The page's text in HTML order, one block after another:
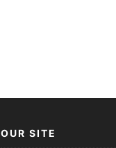
OUR SITE